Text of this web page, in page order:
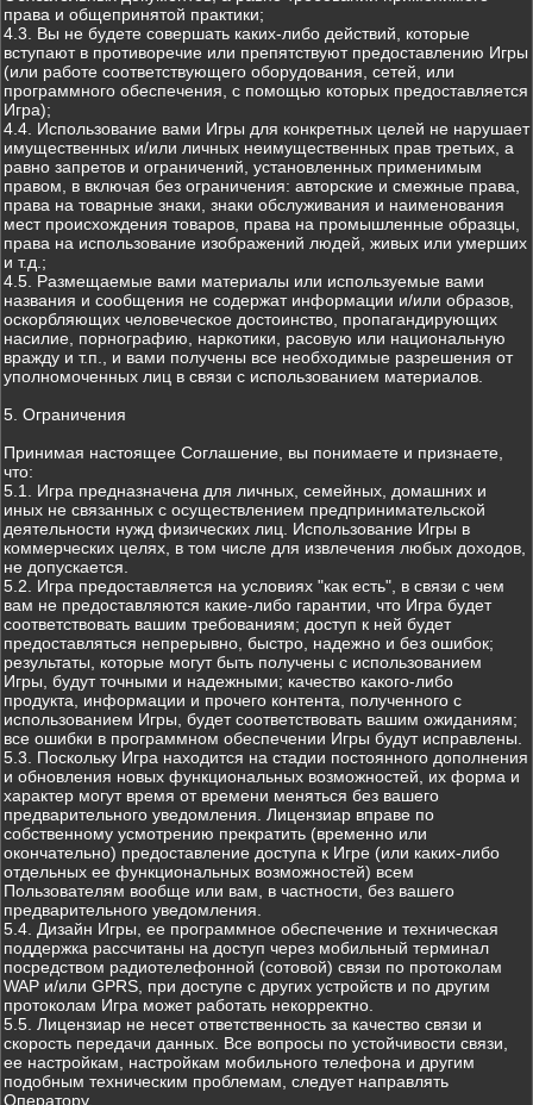
права и общепринятой практики;
4.3. Вы не будете совершать каких-либо действий, которые
вступают в противоречие или препятствуют предоставлению Игры
(или работе соответствующего оборудования, сетей, или
программного обеспечения, с помощью которых предоставляется
Игра);
4.4. Использование вами Игры для конкретных целей не нарушает
имущественных и/или личных неимущественных прав третьих, а
равно запретов и ограничений, установленных применимым
правом, в включая без ограничения: авторские и смежные права,
права на товарные знаки, знаки обслуживания и наименования
мест происхождения товаров, права на промышленные образцы,
права на использование изображений людей, живых или умерших
и т.д.;
4.5. Размещаемые вами материалы или используемые вами
названия и сообщения не содержат информации и/или образов,
оскорбляющих человеческое достоинство, пропагандирующих
насилие, порнографию, наркотики, расовую или национальную
вражду и т.п., и вами получены все необходимые разрешения от
уполномоченных лиц в связи с использованием материалов.
5. Ограничения
Принимая настоящее Соглашение, вы понимаете и признаете,
что:
5.1. Игра предназначена для личных, семейных, домашних и
иных не связанных с осуществлением предпринимательской
деятельности нужд физических лиц. Использование Игры в
коммерческих целях, в том числе для извлечения любых доходов,
не допускается.
5.2. Игра предоставляется на условиях "как есть", в связи с чем
вам не предоставляются какие-либо гарантии, что Игра будет
соответствовать вашим требованиям; доступ к ней будет
предоставляться непрерывно, быстро, надежно и без ошибок;
результаты, которые могут быть получены с использованием
Игры, будут точными и надежными; качество какого-либо
продукта, информации и прочего контента, полученного с
использованием Игры, будет соответствовать вашим ожиданиям;
все ошибки в программном обеспечении Игры будут исправлены.
5.3. Поскольку Игра находится на стадии постоянного дополнения
и обновления новых функциональных возможностей, их форма и
характер могут время от времени меняться без вашего
предварительного уведомления. Лицензиар вправе по
собственному усмотрению прекратить (временно или
окончательно) предоставление доступа к Игре (или каких-либо
отдельных ее функциональных возможностей) всем
Пользователям вообще или вам, в частности, без вашего
предварительного уведомления.
5.4. Дизайн Игры, ее программное обеспечение и техническая
поддержка рассчитаны на доступ через мобильный терминал
посредством радиотелефонной (сотовой) связи по протоколам
WAP и/или GPRS, при доступе с других устройств и по другим
протоколам Игра может работать некорректно.
5.5. Лицензиар не несет ответственность за качество связи и
скорость передачи данных. Все вопросы по устойчивости связи,
ее настройкам, настройкам мобильного телефона и другим
подобным техническим проблемам, следует направлять
Оператору.